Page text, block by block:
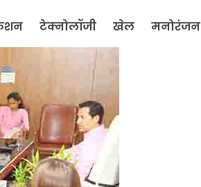
टेक्नोलॉजी खेल मनोरंजन